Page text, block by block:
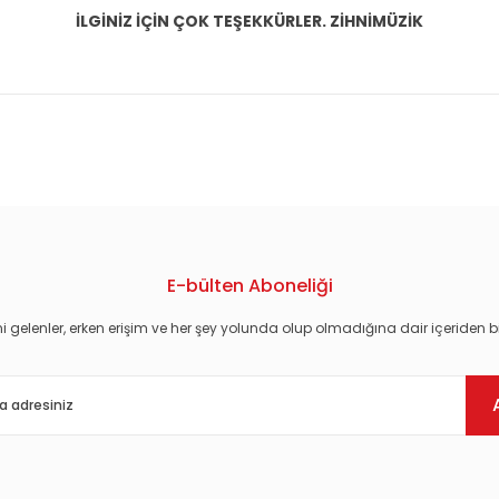
İLGİNİZ İÇİN ÇOK TEŞEKKÜRLER. ZİHNİMÜZİK
E-bülten Aboneliği
gelenler, erken erişim ve her şey yolunda olup olmadığına dair içeriden